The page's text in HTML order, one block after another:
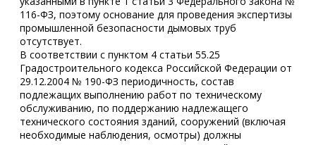
116-ФЗ, поэтому основание для проведения экспертизы
промышленной безопасности дымовых труб
отсутствует.
В соответствии с пунктом 4 статьи 55.25
Градостроительного кодекса Российской Федерации от
29.12.2004 № 190-ФЗ периодичность, состав
подлежащих выполнению работ по техническому
обслуживанию, по поддержанию надлежащего
технического состояния зданий, сооружений (включая
необходимые наблюдения, осмотры) должны